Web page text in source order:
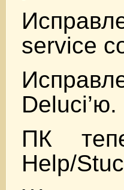
service
Deluci’ю.
ПК
Help/